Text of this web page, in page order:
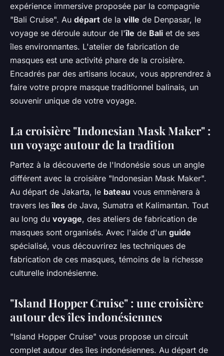
expérience immersive proposée par la compagnie
"Bali Cruise". Au départ de la ville de Denpasar, le
voyage se déroule autour de l'île de Bali et de ses
îles environnantes. L'atelier de fabrication de
masques est une activité phare de la croisière.
Encadrés par des artisans locaux, vous apprendrez à
faire votre propre masque traditionnel balinais, un
souvenir unique de votre voyage.
La croisière "Indonesian Mask Maker" :
un voyage autour de la tradition
Partez à la découverte de l'Indonésie sous un angle
différent avec la croisière "Indonesian Mask Maker".
Au départ de Jakarta, le bateau vous emmènera à
travers lesîles de Java, Sumatra et Kalimantan. Tout
au long du voyage, des ateliers de fabrication de
masques sont organisés. Avec l'aide d'un guide
spécialisé, vous découvrirez les techniques de
fabrication de ces masques, témoins de la richesse
culturelle indonésienne.
"Island Hopper Cruise" : une croisière
autour des îles indonésiennes
"Island Hopper Cruise" vous propose un circuit
complet autour des îles indonésiennes. Au départ de